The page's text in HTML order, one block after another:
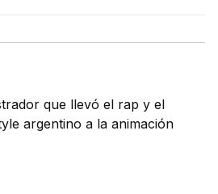
que llevó el rap y el
argentino a la animación